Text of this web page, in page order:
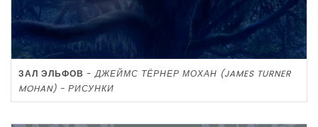
ЗАЛ ЭЛЬФОВ -ДЖЕЙМС ТЁРНЕР МОХАН (JAMES TURNER
MOHAN) - РИСУНКИ